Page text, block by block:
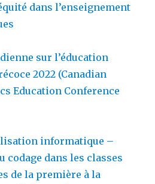
dans l’enseignement
sur l’éducation
2022 (Canadian
Education Conference
informatique –
codage dans les classes
de la première à la